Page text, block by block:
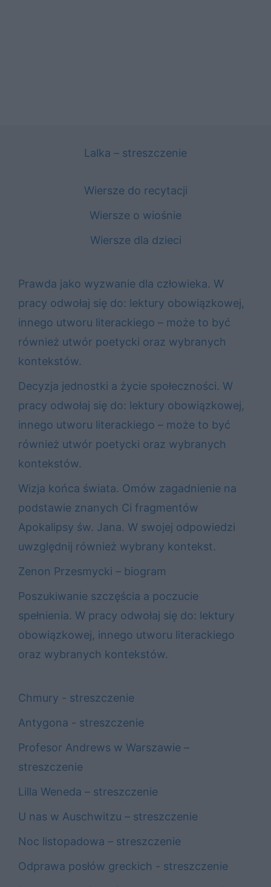
Lalka – streszczenie
Wiersze do recytacji
Wiersze o wiośnie
Wiersze dla dzieci
Prawda jako wyzwanie dla człowieka. W
pracy odwołaj się do: lektury obowiązkowej,
innego utworu literackiego – może to być
również utwór poetycki oraz wybranych
kontekstów.
Decyzja jednostki a życie społeczności. W
pracy odwołaj się do: lektury obowiązkowej,
innego utworu literackiego – może to być
również utwór poetycki oraz wybranych
kontekstów.
Wizja końca świata. Omów zagadnienie na
podstawie znanych Ci fragmentów
Apokalipsy św. Jana. W swojej odpowiedzi
uwzględnij również wybrany kontekst.
Zenon Przesmycki – biogram
Poszukiwanie szczęścia a poczucie
spełnienia. W pracy odwołaj się do: lektury
obowiązkowej, innego utworu literackiego
oraz wybranych kontekstów.
Chmury - streszczenie
Antygona - streszczenie
Profesor Andrews w Warszawie –
streszczenie
Lilla Weneda – streszczenie
U nas w Auschwitzu – streszczenie
Noc listopadowa – streszczenie
Odprawa posłów greckich - streszczenie